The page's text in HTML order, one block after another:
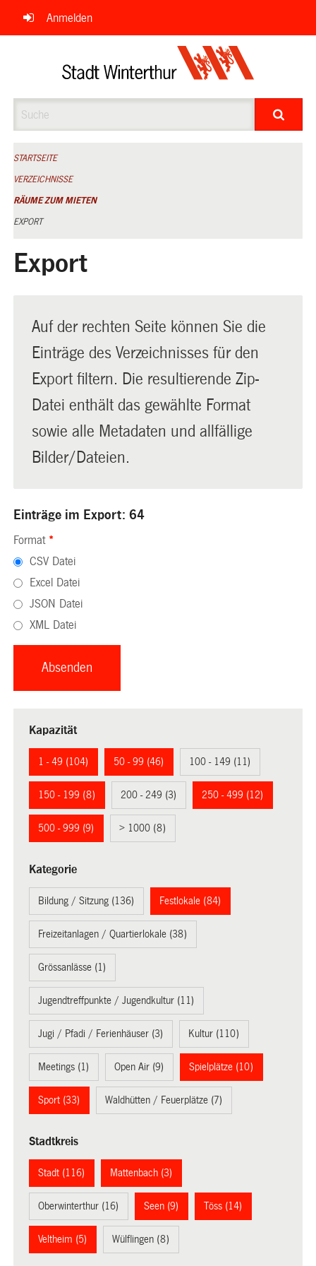
Navigation
überspringen
Anmelden
STARTSEITE
VERZEICHNISSE
RÄUME ZUM MIETEN
EXPORT
Export
Auf der rechten Seite können Sie die
Einträge des Verzeichnisses für den
Export filtern. Die resultierende Zip-
Datei enthält das gewählte Format
sowie alle Metadaten und allfällige
Bilder/Dateien.
Einträge im Export: 64
Format *
CSV Datei
Excel Datei
JSON Datei
XML Datei
Kapazität
1 - 49 (104) 50 - 99 (46) 100 - 149 (11)
150 - 199 (8) 200 - 249 (3) 250 - 499 (12)
500 - 999 (9) > 1000 (8)
Kategorie
Bildung / Sitzung (136) Festlokale (84)
Freizeitanlagen / Quartierlokale (38)
Grössanlässe (1)
Jugendtreffpunkte / Jugendkultur (11)
Jugi / Pfadi / Ferienhäuser (3) Kultur (110)
Meetings (1) Open Air (9) Spielplätze (10)
Sport (33) Waldhütten / Feuerplätze (7)
Stadtkreis
Stadt (116) Mattenbach (3)
Oberwinterthur (16) Seen (9) Töss (14)
Veltheim (5) Wülflingen (8)